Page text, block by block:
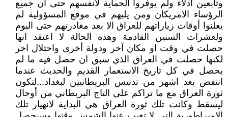
وتابعين اذلاء ولم يوفروا الحماية لأنفسهم حتى ان جميع
الرؤساء الامريكان ومن يليهم في موقع المسؤولية لم
يعلنوا أوقات زياراتهم للعراق الا بعد مغادرتهم حتى اليوم
ولعشرات السنين القادمة وهذه الحالة لا اعتقد انها
حصلت في وقت او مكان آخر ودولة أخرى واحتلال اخر
لكنها حصلت في العراق الذي سبق ان حصل فيه ما لم
يحصل في كل تاريخ الاستعمار القديم والحديث عندما
انتفض بعد اشهر من تدنيس البريطانيين لبغداد...لتكون
ثورة العراق مع ما تراكم على التاج البريطاني من أوحال
ليسقط وكانت تلك ثورة العراق هي البداية لانهيار تلك